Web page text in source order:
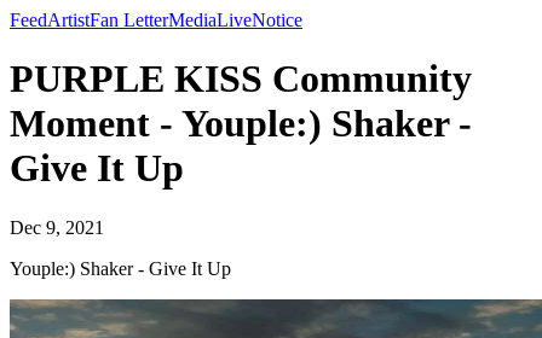
FeedArtistFan LetterMediaLiveNotice
PURPLE KISS Community
Moment - Youple:) Shaker -
Give It Up
Dec 9, 2021
Youple:) Shaker - Give It Up